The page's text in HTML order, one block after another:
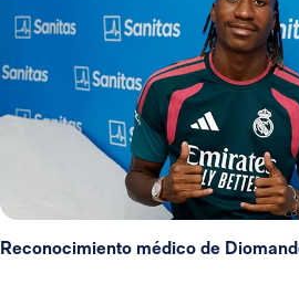
Reconocimiento médico de